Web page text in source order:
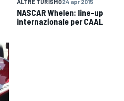
ALTRE TURISMO24 apr 2015
NASCAR Whelen: line-up
internazionale per CAAL